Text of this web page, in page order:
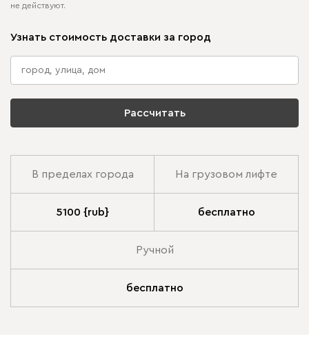
не действуют.
Узнать стоимость доставки за город
Рассчитать
В пределах города На грузовом лифте
5100 {rub} бесплатно
Ручной
бесплатно